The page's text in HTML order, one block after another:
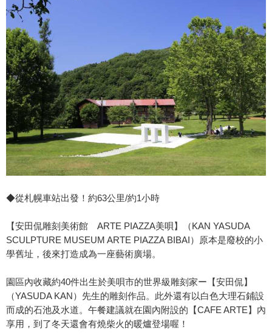
◆從札幌車站出發！約63公里/約1小時
【安田侃雕刻美術館 ARTE PIAZZA美唄】（KAN YASUDA
SCULPTURE MUSEUM ARTE PIAZZA BIBAI）原本是廢校的小
學舊址，後來打造成為一座藝術廣場。
園區內收藏約40件出生於美唄市的世界級雕刻家ー【安田侃】
（YASUDA KAN）先生的雕刻作品。此外還有以白色大理石鋪設
而成的石池及水道。午餐建議就在園內附設的【CAFE ARTE】內
享用，到了冬天還會有燒柴火的暖爐登場喔！